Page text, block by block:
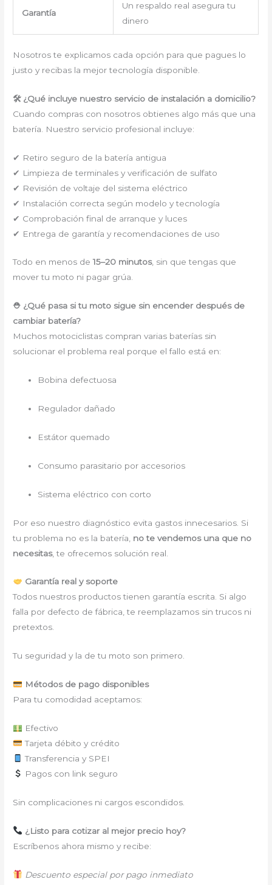
Garantía
Un respaldo real asegura tu
dinero
Nosotros te explicamos cada opción para que pagues lo
justo y recibas la mejor tecnología disponible.
🛠 ¿Qué incluye nuestro servicio de instalación a domicilio?
Cuando compras con nosotros obtienes algo más que una
batería. Nuestro servicio profesional incluye:
✔ Retiro seguro de la batería antigua
✔ Limpieza de terminales y verificación de sulfato
✔ Revisión de voltaje del sistema eléctrico
✔ Instalación correcta según modelo y tecnología
✔ Comprobación final de arranque y luces
✔ Entrega de garantía y recomendaciones de uso
Todo en menos de15–20 minutos, sin que tengas que
mover tu moto ni pagar grúa.
⛑ ¿Qué pasa si tu moto sigue sin encender después de
cambiar batería?
Muchos motociclistas compran varias baterías sin
solucionar el problema real porque el fallo está en:
Bobina defectuosa
Regulador dañado
Estátor quemado
Consumo parasitario por accesorios
Sistema eléctrico con corto
Por eso nuestro diagnóstico evita gastos innecesarios. Si
tu problema no es la batería, no te vendemos una que no
necesitas, te ofrecemos solución real.
Garantía real y soporte
Todos nuestros productos tienen garantía escrita. Si algo
falla por defecto de fábrica, te reemplazamos sin trucos ni
pretextos.
Tu seguridad y la de tu moto son primero.
Métodos de pago disponibles
Para tu comodidad aceptamos:
Efectivo
Tarjeta débito y crédito
Transferencia y SPEI
Pagos con link seguro
Sin complicaciones ni cargos escondidos.
¿Listo para cotizar al mejor precio hoy?
Escríbenos ahora mismo y recibe:
Descuento especial por pago inmediato